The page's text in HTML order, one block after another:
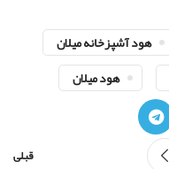
هود آشپزخانه میلان
هود میلان
قبلی